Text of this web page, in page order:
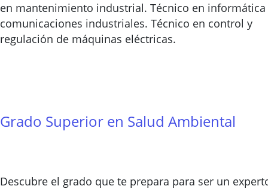
en mantenimiento industrial. Técnico en informática
comunicaciones industriales. Técnico en control y
regulación de máquinas eléctricas.
Grado Superior en Salud Ambiental
Descubre el grado que te prepara para ser un